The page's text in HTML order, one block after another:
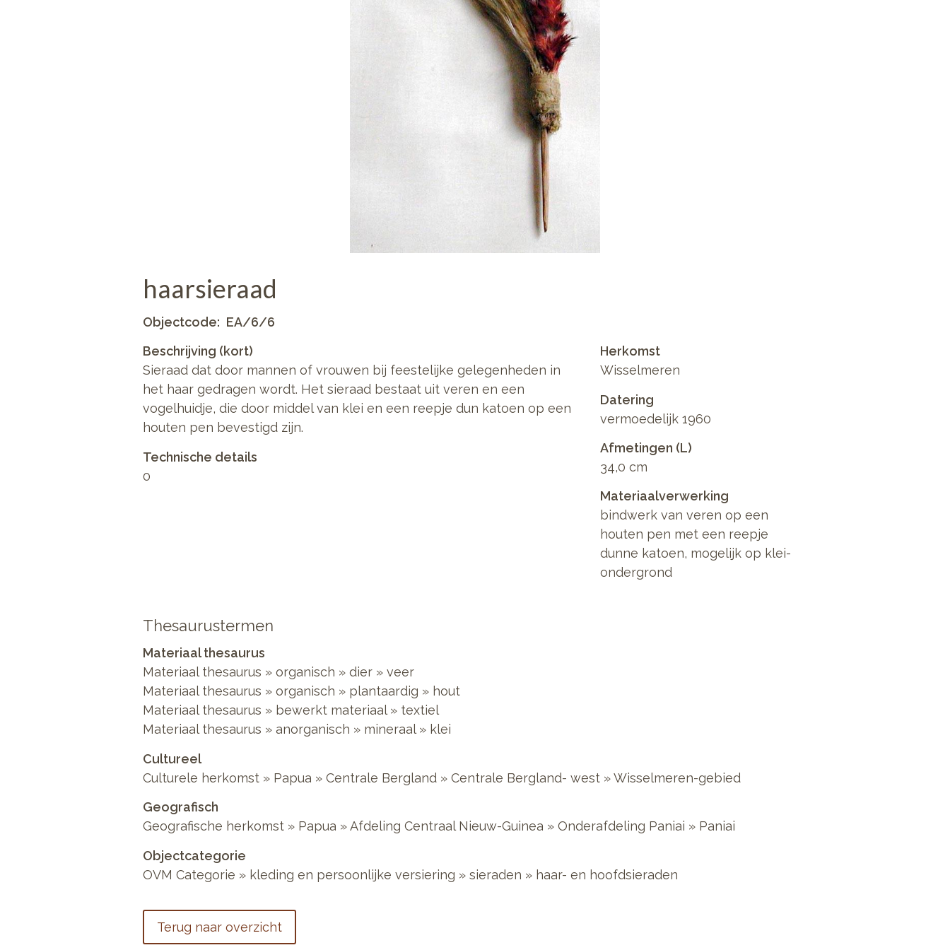
haarsieraad
Objectcode
EA/6/6
Beschrijving (kort)
Sieraad dat door mannen of vrouwen bij feestelijke gelegenheden in
het haar gedragen wordt. Het sieraad bestaat uit veren en een
vogelhuidje, die door middel van klei en een reepje dun katoen op een
houten pen bevestigd zijn.
Technische details
0
Herkomst
Wisselmeren
Datering
vermoedelijk 1960
Afmetingen (L)
34,0 cm
Materiaalverwerking
bindwerk van veren op een
houten pen met een reepje
dunne katoen, mogelijk op klei-
ondergrond
Thesaurustermen
Materiaal thesaurus
Materiaal thesaurus » organisch » dier » veer
Materiaal thesaurus » organisch » plantaardig » hout
Materiaal thesaurus » bewerkt materiaal» textiel
Materiaal thesaurus » anorganisch » mineraal» klei
Cultureel
Culturele herkomst » Papua » Centrale Bergland » Centrale Bergland- west »Wisselmeren-gebied
Geografisch
Geografische herkomst » Papua »Afdeling Centraal Nieuw-Guinea » Onderafdeling Paniai » Paniai
Objectcategorie
OVM Categorie » kleding en persoonlijke versiering » sieraden » haar- en hoofdsieraden
Terug naar overzicht